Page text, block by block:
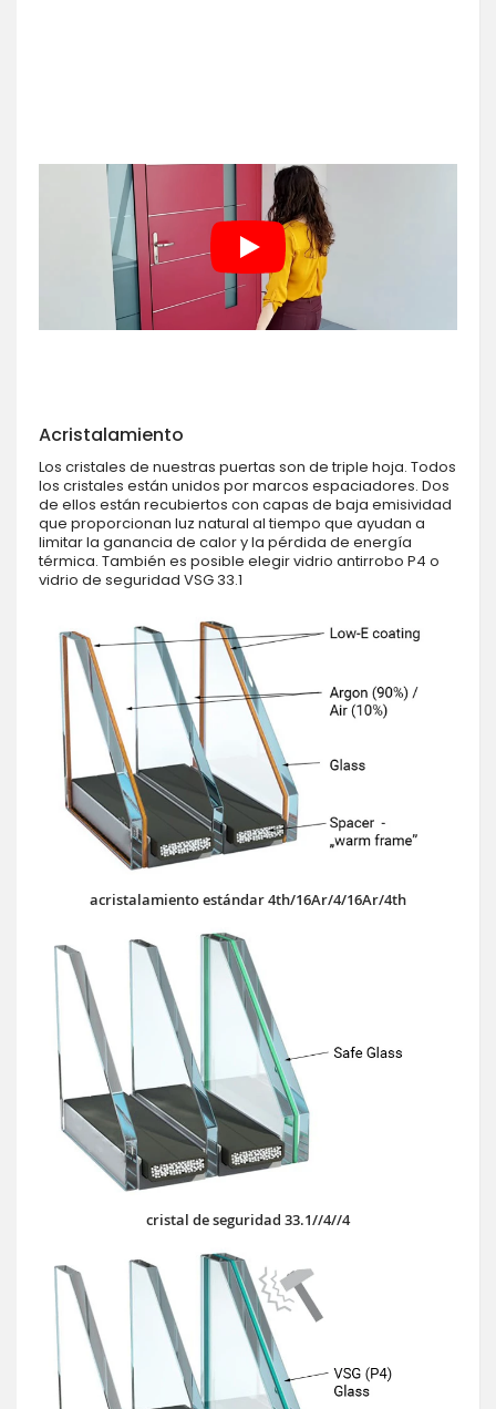
Acristalamiento
Los cristales de nuestras puertas son de triple hoja. Todos
los cristales están unidos por marcos espaciadores. Dos
de ellos están recubiertos con capas de baja emisividad
que proporcionan luz natural al tiempo que ayudan a
limitar la ganancia de calor y la pérdida de energía
térmica. También es posible elegir vidrio antirrobo P4 o
vidrio de seguridad VSG 33.1
acristalamiento estándar 4th/16Ar/4/16Ar/4th
cristal de seguridad 33.1//4//4